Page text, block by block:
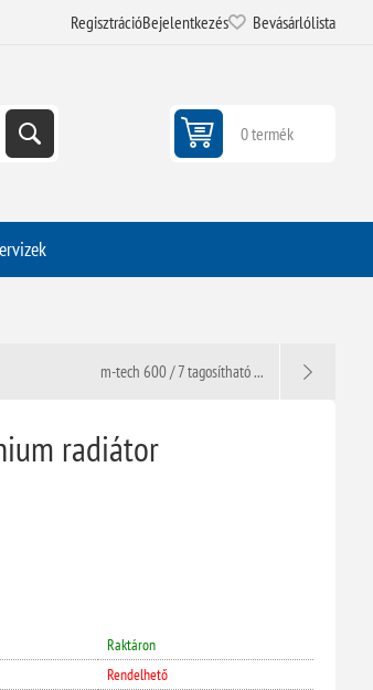
RegisztrációBejelentkezés Bevásárlólista
0 termék
m-tech 600 / 7 tagosítható ...
radiátor
Raktáron
Rendelhető